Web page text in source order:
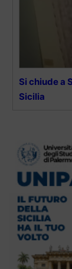
Si chiude a
Sicilia